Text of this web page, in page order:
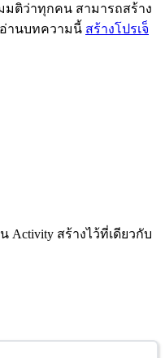
มติว่าทุกคน สามารถสร้าง
อ่านบทความนี้ สร้างโปรเจ็
Activity สร้างไว้ที่เดียวกับ